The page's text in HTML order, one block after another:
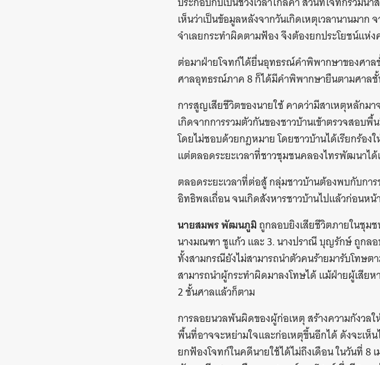
เห็นว่าเป็นข้อมูลหลังจากวันเกิดเหตุเวลานานมา
จำเลยกระทำผิดตามฟ้อง จึงต้องยกประโยชน์แห่ง
ต่อมาฝ่ายโจทก์ได้ยื่นอุทธรณ์คำพิพากษาของศา
ศาลอุทธรณ์ภาค 8 ก็ได้มีคำพิพากษายืนตามศาล
การสูญเสียชีวิตของนายใช้ คาดว่ามีสาเหตุหลัก
เกิดจากการรวมตัวกันของชาวบ้านเข้าตรวจสอ
โดยไม่ชอบด้วยกฎหมาย โดยชาวบ้านได้เรียกร้อ
แต่ตลอดระยะเวลาที่ชาวชุมชนคลองไทรพัฒนาได้
ตลอดระยะเวลาที่ต่อสู้ กลุ่มชาวบ้านต้องพบกับก
อิทธิพลเถื่อน จนเกิดสังหารชาวบ้านไปแล้วก่อนหน้
นายสมพร พัฒนภูมิถูกลอบยิงเสียชีวิตภายในชุม
นางมณฑา ชูแก้ว และ 3. นางปราณี บุญรักษ์ ถูกลอ
ทั้งสามกรณียังไม่สามารถนำตัวคนร้ายมารับโทษต
สามารถนำผู้กระทำผิดมาลงโทษได้ แม้ฝ่ายผู้เสีย
2 ชั้นศาลแล้วก็ตาม
การลอยนวลพ้นผิดของผู้ก่อเหตุ สร้างความกังวล
พื้นที่อาจจะหย่ามใจและก่อเหตุขึ้นอีกได้ ดังจะเ
ยกฟ้องโจทก์ในคดีนายใช้ได้ไม่ถึงเดือน ในวันที่ 8